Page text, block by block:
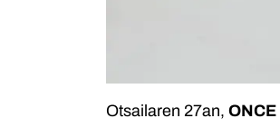
Otsailaren 27an, ONCE